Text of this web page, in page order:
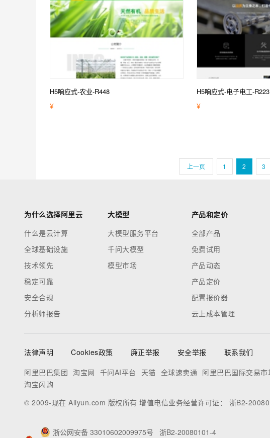
H5响应式-农业-R448
¥
H5响应式-电子电工-R223
¥
上一页 1 2 3